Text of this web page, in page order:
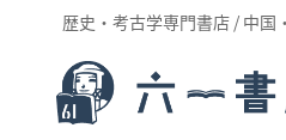
歴史・考古学専門書店 / 中